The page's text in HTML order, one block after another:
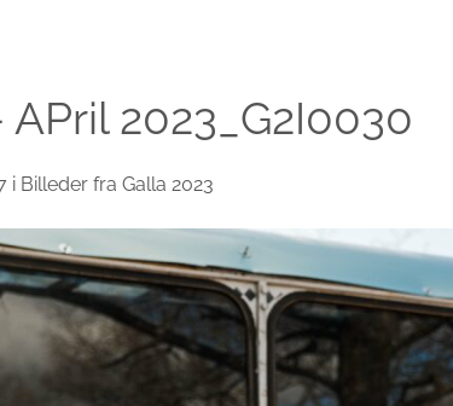
APril 2023_G2I0030
i Billeder fra Galla 2023